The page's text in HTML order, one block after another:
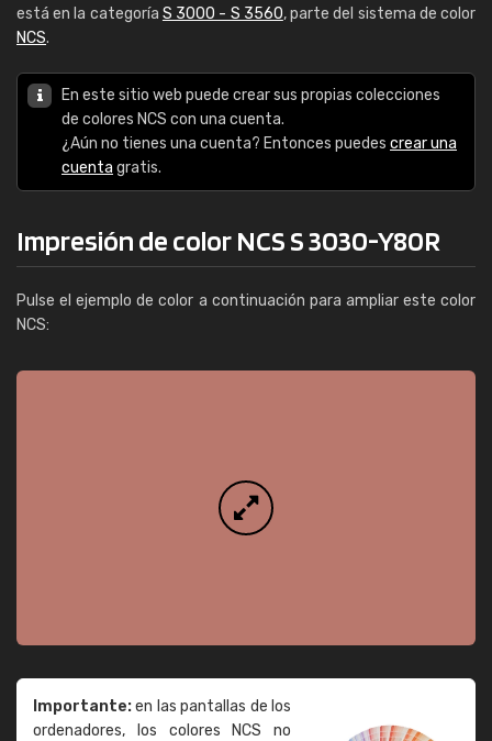
está en la categoría S 3000 - S 3560, parte del sistema de color
NCS.
En este sitio web puede crear sus propias colecciones
de colores NCS con una cuenta.
¿Aún no tienes una cuenta? Entonces puedes crear una
cuenta gratis.
Impresión de color NCS S 3030-Y80R
Pulse el ejemplo de color a continuación para ampliar este color
NCS:
Importante:en las pantallas de los
ordenadores, los colores NCS no